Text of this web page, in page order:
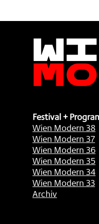
Festival +
Wien Modern 38
Wien Modern 37
Wien Modern 36
Wien Modern 35
Wien Modern 34
Wien Modern 33
Archiv